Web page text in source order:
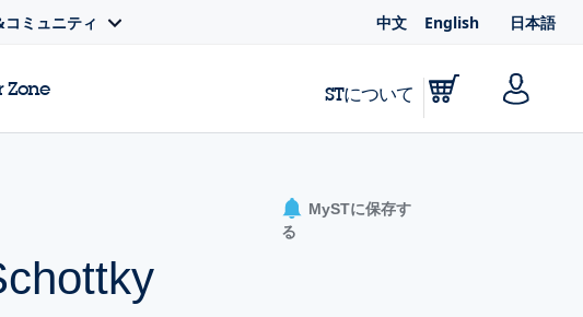
ミュニティ 中文 English 日本語
Zone STについて
MySTに保存す
る